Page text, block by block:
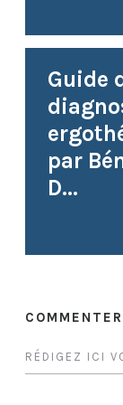
Guide
par
D...